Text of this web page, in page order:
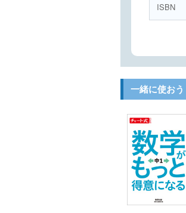
ISBN
一緒に使おう